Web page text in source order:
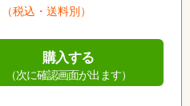
（税込・送料別）
購入する
（次に確認画面が出ます）